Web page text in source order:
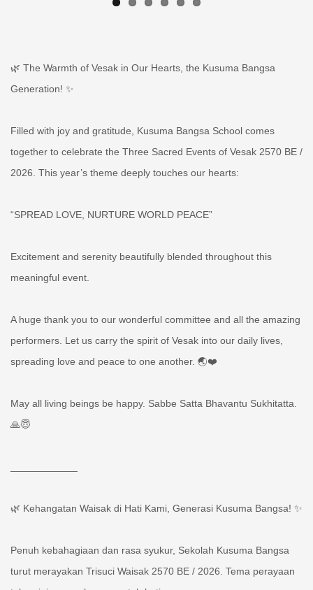
🌿 The Warmth of Vesak in Our Hearts, the Kusuma Bangsa
Generation! ✨
Filled with joy and gratitude, Kusuma Bangsa School comes
together to celebrate the Three Sacred Events of Vesak 2570 BE /
2026. This year’s theme deeply touches our hearts:
“SPREAD LOVE, NURTURE WORLD PEACE”
Excitement and serenity beautifully blended throughout this
meaningful event.
A huge thank you to our wonderful committee and all the amazing
performers. Let us carry the spirit of Vesak into our daily lives,
spreading love and peace to one another. 🌏❤️
May all living beings be happy. Sabbe Satta Bhavantu Sukhitatta.
🙏😇
🌿 Kehangatan Waisak di Hati Kami, Generasi Kusuma Bangsa! ✨
Penuh kebahagiaan dan rasa syukur, Sekolah Kusuma Bangsa
turut merayakan Trisuci Waisak 2570 BE / 2026. Tema perayaan